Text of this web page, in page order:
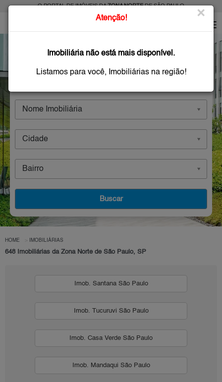
O PORTAL DE IMÓVEIS DAZONA NORTEDE SÃO PAULO
Imobiliárias
Nome Imobiliária
Cidade
Bairro
Buscar
HOME IMOBILIÁRIAS
648 Imobiliárias da Zona Norte de São Paulo, SP
Imob. Santana São Paulo
Imob. Tucuruvi São Paulo
Imob. Casa Verde São Paulo
Imob. Mandaqui São Paulo
Atenção! ×
Imobiliária não está mais disponível.
Listamos para você, Imobiliárias na região!